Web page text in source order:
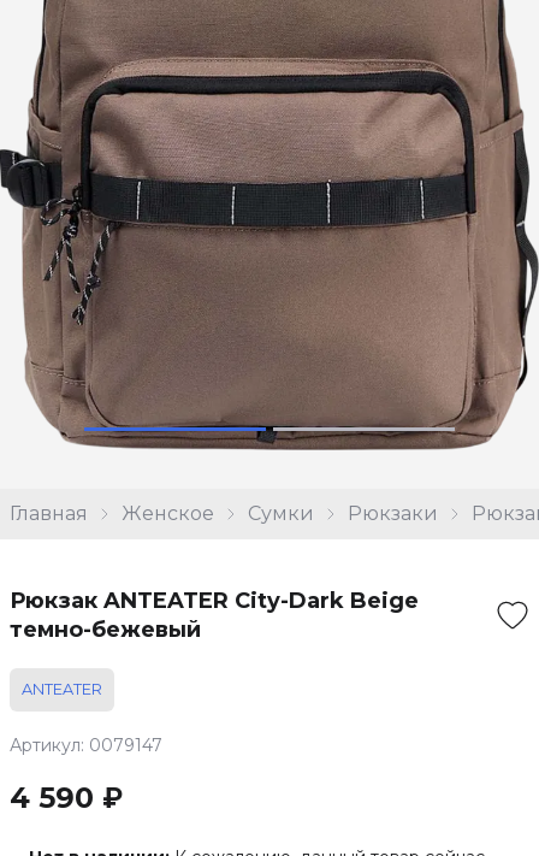
Главная Женское Сумки Рюкзаки
Рюкзак ANTEATER City-Dark Beige
темно-бежевый
ANTEATER
Артикул: 0079147
4 590 ₽